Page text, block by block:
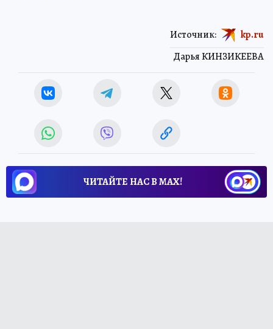
Дарья КИНЗИКЕЕВА
Источник: kp.ru
ЧИТАЙТЕ НАС В МАХ!